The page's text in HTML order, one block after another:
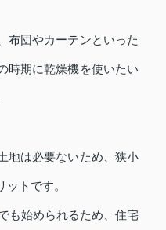
布団やカーテンといった
時期に乾燥機を使いたい
地は必要ないため、狭小
トです。
も始められるため、住宅